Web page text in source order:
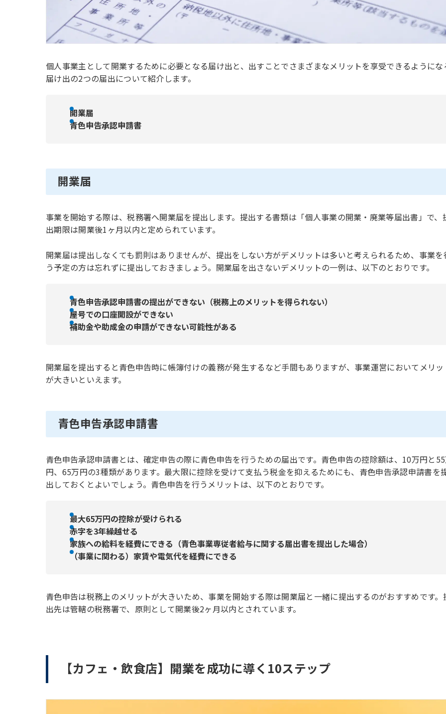
個人事業主として開業するために必要となる届け出と、出すことでさまざまなメリットを享受できるようにな
届け出の2つの届出について紹介します。
開業届
青色申告承認申請書
開業届
事業を開始する際は、税務署へ開業届を提出します。提出する書類は「個人事業の開業・廃業等届出書」で、
出期限は開業後1ヶ月以内と定められています。
開業届は提出しなくても罰則はありませんが、提出をしない方がデメリットは多いと考えられるため、事業を
う予定の方は忘れずに提出しておきましょう。開業届を出さないデメリットの一例は、以下のとおりです。
青色申告承認申請書の提出ができない（税務上のメリットを得られない）
屋号での口座開設ができない
補助金や助成金の申請ができない可能性がある
開業届を提出すると青色申告時に帳簿付けの義務が発生するなど手間もありますが、事業運営においてメリッ
が大きいといえます。
青色申告承認申請書
青色申告承認申請書とは、確定申告の際に青色申告を行うための届出です。青色申告の控除額は、10万円と
円、65万円の3種類があります。最大限に控除を受けて支払う税金を抑えるためにも、青色申告承認申請書を
出しておくとよいでしょう。青色申告を行うメリットは、以下のとおりです。
最大65万円の控除が受けられる
赤字を3年繰越せる
家族への給料を経費にできる（青色事業専従者給与に関する届出書を提出した場合）
（事業に関わる）家賃や電気代を経費にできる
青色申告は税務上のメリットが大きいため、事業を開始する際は開業届と一緒に提出するのがおすすめです。
出先は管轄の税務署で、原則として開業後2ヶ月以内とされています。
【カフェ・飲食店】開業を成功に導く10ステップ